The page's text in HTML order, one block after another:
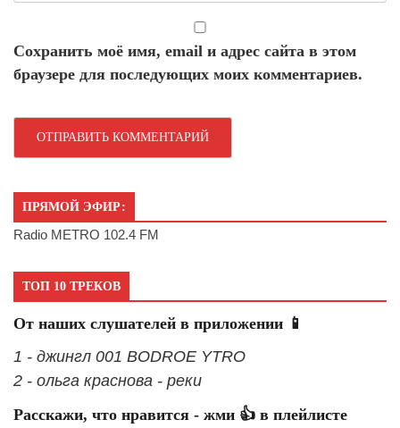
Сохранить моё имя, email и адрес сайта в этом
браузере для последующих моих комментариев.
ПРЯМОЙ ЭФИР:
Radio METRO 102.4 FM
ТОП 10 ТРЕКОВ
От наших слушателей в приложении 📱
1 - джингл 001 BODROE YTRO
2 - ольга краснова - реки
Расскажи, что нравится - жми 👍 в плейлисте